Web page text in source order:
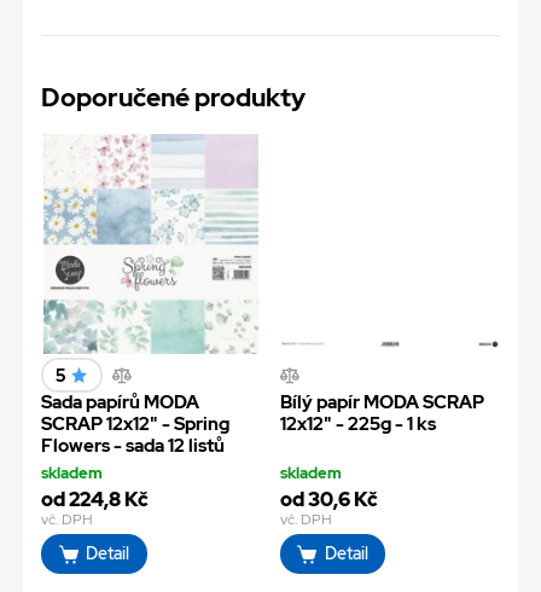
Doporučené produkty
5
Sada papírů MODA
SCRAP 12x12" - Spring
Flowers - sada 12 listů
skladem
od 224,8 Kč
vč. DPH
Detail
Bílý papír MODA SCRAP
12x12" - 225g - 1 ks
skladem
od 30,6 Kč
vč. DPH
Detail